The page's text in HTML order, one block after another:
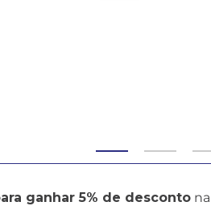
ganhar 5% de desconto